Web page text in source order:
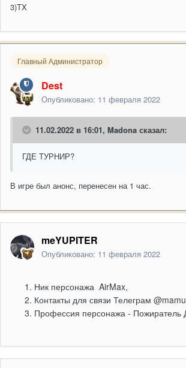
3)TX
Главный Администратор
Dest
Опубликовано: 11 февраля 2022
11.02.2022 в 16:01, Madona сказал:
ГДЕ ТУРНИР?
В игре был анонс, перенесен на 1 час.
meYUPITER
Опубликовано: 11 февраля 2022
Ник персонажа AirMax,
Контакты для связи Телеграм
Профессия персонажа - Пожиратель